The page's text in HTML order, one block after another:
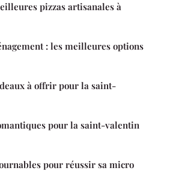
pizzas artisanales à
: les meilleures options
à offrir pour la saint-
pour la saint-valentin
pour réussir sa micro